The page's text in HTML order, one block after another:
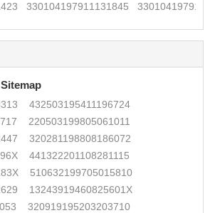
330104197911131845
Sitemap
432503195411196724
220503199805061011
320281198808186072
441322201108281115
510632199705015810
13243919460825601X
320919195203203710